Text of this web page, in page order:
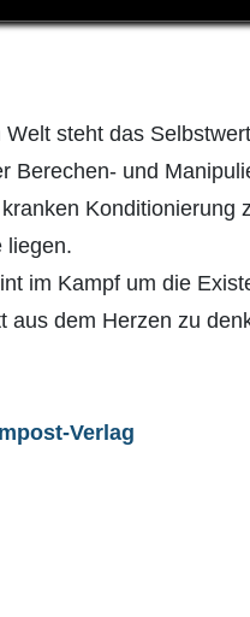
steht das
Berechen- und
liegen.
im Kampf um die
aus dem Herzen zu
Verlag